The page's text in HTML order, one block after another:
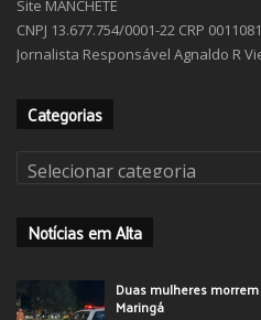
Site MANCHETE
CNPJ 13.677.754/0001-22 CRP
Jornalista Responsável Agnaldo R
Categorias
Categorias
Notícias em Alta
Duas mulheres
Maringá